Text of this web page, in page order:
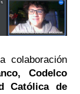
colaboración
Codelco
Católica de